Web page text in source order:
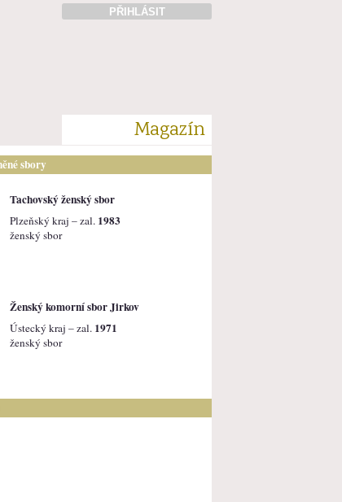
PŘIHLÁSIT
Magazín
sbory
Tachovský ženský sbor
Plzeňský kraj – zal. 1983
ženský sbor
Ženský komorní sbor Jirkov
Ústecký kraj – zal. 1971
ženský sbor